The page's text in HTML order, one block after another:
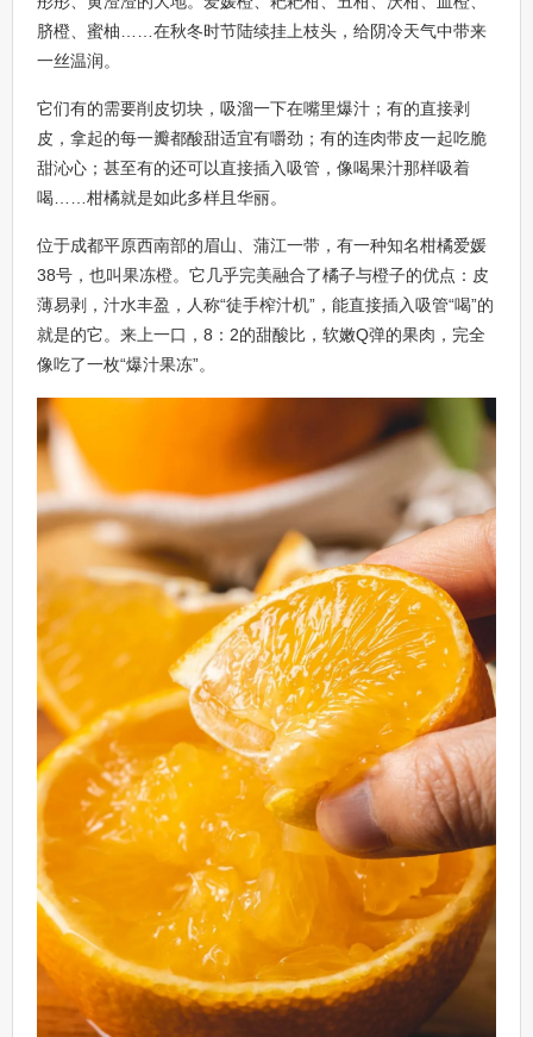
脐橙、蜜柚……在秋冬时节陆续挂上枝头，给阴冷天气中带来
一丝温润。
它们有的需要削皮切块，吸溜一下在嘴里爆汁；有的直接剥
皮，拿起的每一瓣都酸甜适宜有嚼劲；有的连肉带皮一起吃脆
甜沁心；甚至有的还可以直接插入吸管，像喝果汁那样吸着
喝……柑橘就是如此多样且华丽。
位于成都平原西南部的眉山、蒲江一带，有一种知名柑橘爱媛
38号，也叫果冻橙。它几乎完美融合了橘子与橙子的优点：皮
薄易剥，汁水丰盈，人称“徒手榨汁机”，能直接插入吸管“喝”的
就是的它。来上一口，8：2的甜酸比，软嫩Q弹的果肉，完全
像吃了一枚“爆汁果冻”。